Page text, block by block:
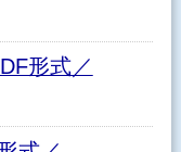
形式／